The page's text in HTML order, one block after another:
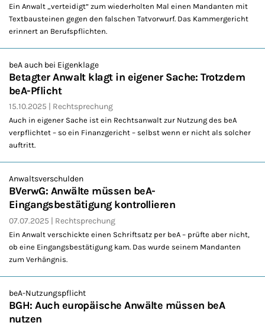
Ein Anwalt „verteidigt“ zum wiederholten Mal einen Mandanten mit
Textbausteinen gegen den falschen Tatvorwurf. Das Kammergericht
erinnert an Berufspflichten.
beA auch bei Eigenklage
Betagter Anwalt klagt in eigener Sache: Trotzdem
beA-Pflicht
15.10.2025 Rechtsprechung
Auch in eigener Sache ist ein Rechtsanwalt zur Nutzung des beA
verpflichtet – so ein Finanzgericht – selbst wenn er nicht als solcher
auftritt.
Anwaltsverschulden
BVerwG: Anwälte müssen beA-
Eingangsbestätigung kontrollieren
07.07.2025 Rechtsprechung
Ein Anwalt verschickte einen Schriftsatz per beA – prüfte aber nicht,
ob eine Eingangsbestätigung kam. Das wurde seinem Mandanten
zum Verhängnis.
beA-Nutzungspflicht
BGH: Auch europäische Anwälte müssen beA
nutzen